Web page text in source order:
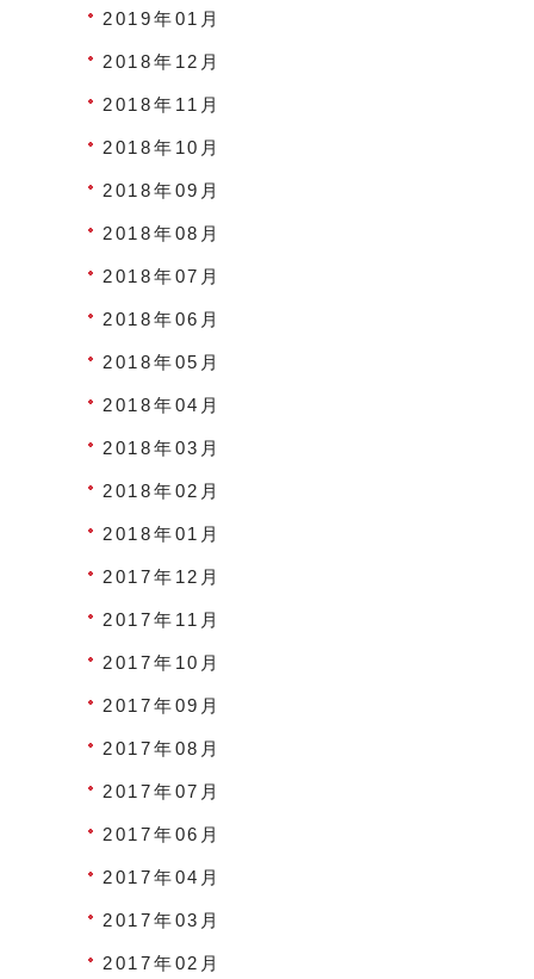
2019年01月
2018年12月
2018年11月
2018年10月
2018年09月
2018年08月
2018年07月
2018年06月
2018年05月
2018年04月
2018年03月
2018年02月
2018年01月
2017年12月
2017年11月
2017年10月
2017年09月
2017年08月
2017年07月
2017年06月
2017年04月
2017年03月
2017年02月